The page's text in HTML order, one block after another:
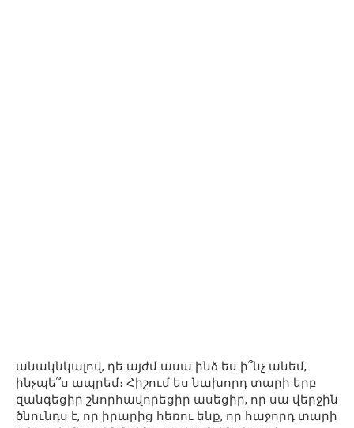
անակնկալով, դե այժմ ասա ինձ ես ի՞նչ անեմ,
ինչպե՞ս ապրեմ։ Հիշում ես նախորդ տարի երբ
զանգեցիր շնորհավորեցիր ասեցիր, որ սա վերջին
ծնունդս է, որ իրարից հեռու ենք, որ հաջորդ տարի